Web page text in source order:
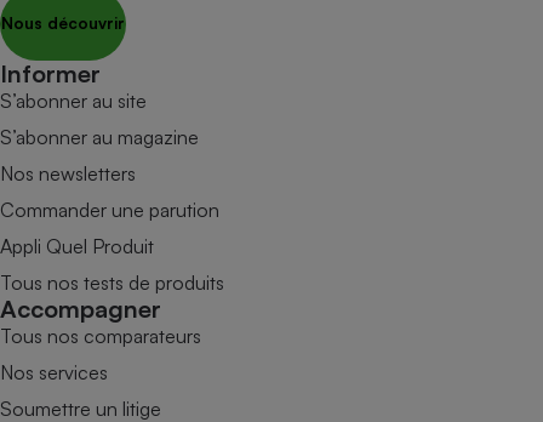
Nous découvrir
Informer
S’abonner au site
S’abonner au magazine
Nos newsletters
Commander une parution
Appli Quel Produit
Tous nos tests de produits
Accompagner
Tous nos comparateurs
Nos services
Soumettre un litige